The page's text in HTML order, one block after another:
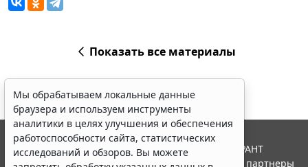
Показать все материалы
Мы обрабатываем локальные данные
браузера и используем инструменты
аналитики в целях улучшения и обеспечения
работоспособности сайта, статистических
исследований и обзоров. Вы можете
© ООО "НПП "ГАРАНТ-СЕРВИС", 2026. Система ГАРАНТ
выпускается с 1990 года. Компания "Гарант" и ее партнеры